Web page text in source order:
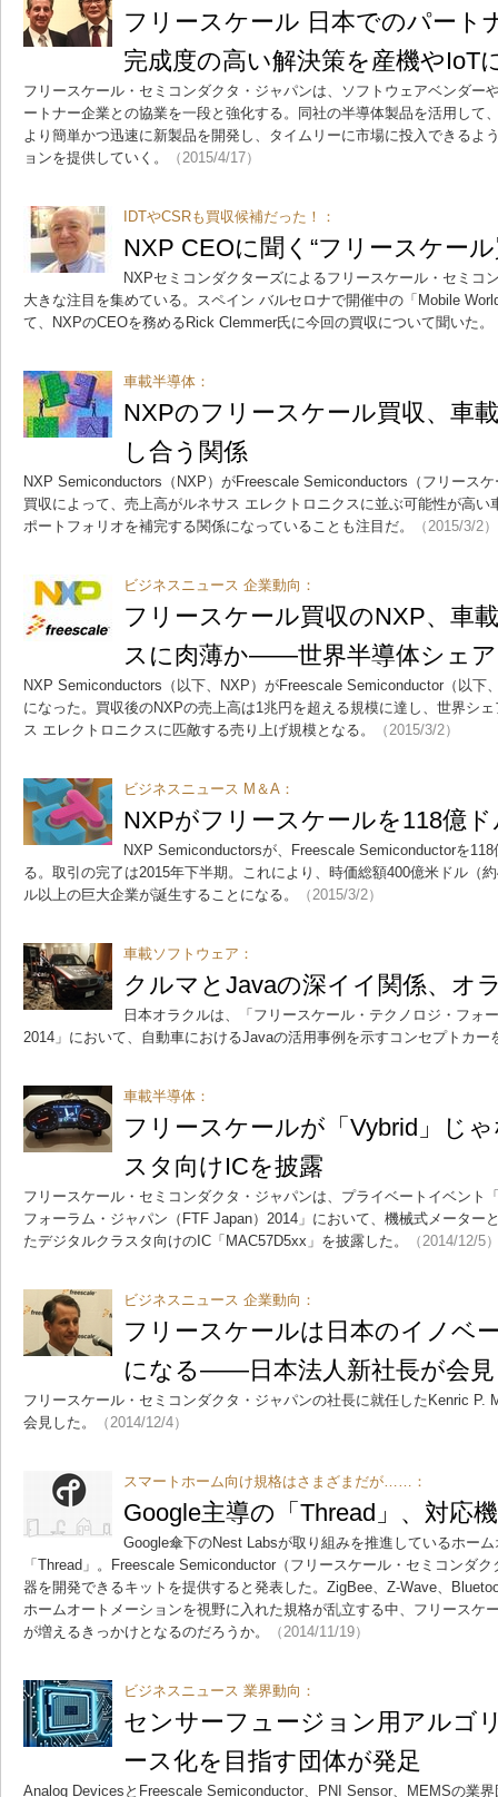
フリースケール 日本でのパー
完成度の高い解決策を産機やIoT
フリースケール・セミコンダクタ・ジャパンは、ソフトウェアベンダー
ートナー企業との協業を一段と強化する。同社の半導体製品を活用して
より簡単かつ迅速に新製品を開発し、タイムリーに市場に投入できるよ
ョンを提供していく。
（2015/4/17）
IDTやCSRも買収候補だった！：
NXP CEOに聞く“フリースケー
NXPセミコンダクターズによるフリースケール・セミコ
大きな注目を集めている。スペイン バルセロナで開催中の「Mobile
て、NXPのCEOを務めるRick Clemmer氏に今回の買収について聞いた。
車載半導体：
NXPのフリースケール買収、車
し合う関係
NXP Semiconductors（NXP）がFreescale Semiconductors（フリース
買収によって、売上高がルネサス エレクトロニクスに並ぶ可能性が高
ポートフォリオを補完する関係になっていることも注目だ。
（2015/3/2）
ビジネスニュース 企業動向：
フリースケール買収のNXP、車
スに肉薄か――世界半導体シェ
NXP Semiconductors（以下、NXP）がFreescale Semiconductor（以下
になった。買収後のNXPの売上高は1兆円を超える規模に達し、世界シ
ス エレクトロニクスに匹敵する売り上げ規模となる。
（2015/3/2）
ビジネスニュース M＆A：
NXPがフリースケールを118億
NXP Semiconductorsが、Freescale Semiconductorを
る。取引の完了は2015年下半期。これにより、時価総額400億米ドル（
ル以上の巨大企業が誕生することになる。
（2015/3/2）
車載ソフトウェア：
クルマとJavaの深イイ関係、オ
日本オラクルは、「フリースケール・テクノロジ・フォ
2014」において、自動車におけるJavaの活用事例を示すコンセプトカー
車載半導体：
フリースケールが「Vybrid」じ
スタ向けICを披露
フリースケール・セミコンダクタ・ジャパンは、プライベートイベント
フォーラム・ジャパン（FTF Japan）2014」において、機械式メーター
たデジタルクラスタ向けのIC「MAC57D5xx」を披露した。
（2014/12/5
ビジネスニュース 企業動向：
フリースケールは日本のイノベ
になる――日本法人新社長が会見
フリースケール・セミコンダクタ・ジャパンの社長に就任したKenric P.
会見した。
（2014/12/4）
スマートホーム向け規格はさまざまだが……：
Google主導の「Thread」、対応
Google傘下のNest Labsが取り組みを推進しているホー
「Thread」。Freescale Semiconductor（フリースケール・セミコンダ
器を開発できるキットを提供すると発表した。ZigBee、Z-Wave、
ホームオートメーションを視野に入れた規格が乱立する中、フリースケ
が増えるきっかけとなるのだろうか。
（2014/11/19）
ビジネスニュース 業界動向：
センサーフュージョン用アルゴ
ース化を目指す団体が発足
Analog DevicesとFreescale Semiconductor、PNI Sensor、MEMSの業